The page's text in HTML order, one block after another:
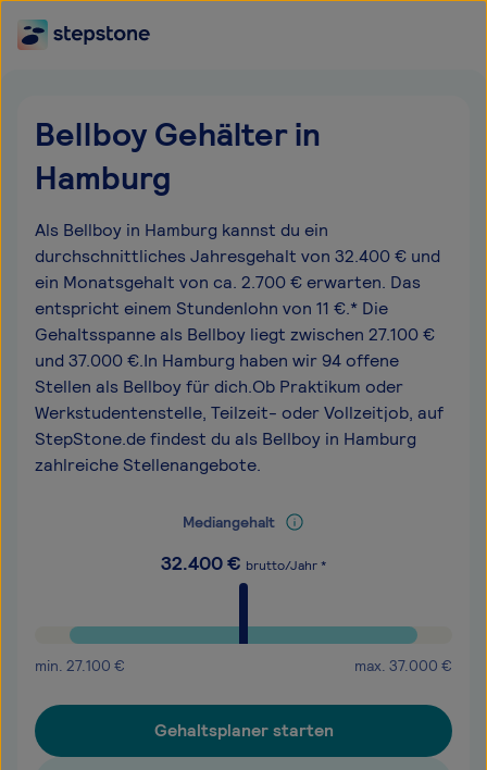
Bellboy Gehälter in
Hamburg
Als Bellboy in Hamburg kannst du ein
durchschnittliches Jahresgehalt von 32.400 € und
ein Monatsgehalt von ca. 2.700 € erwarten. Das
entspricht einem Stundenlohn von 11 €.* Die
Gehaltsspanne als Bellboy liegt zwischen 27.100 €
und 37.000 €.In Hamburg haben wir 94 offene
Stellen als Bellboy für dich.Ob Praktikum oder
Werkstudentenstelle, Teilzeit- oder Vollzeitjob, auf
StepStone.de findest du als Bellboy in Hamburg
zahlreiche Stellenangebote.
Mediangehalt
32.400€ brutto/Jahr *
min. 27.100 € max. 37.000 €
Gehaltsplaner starten